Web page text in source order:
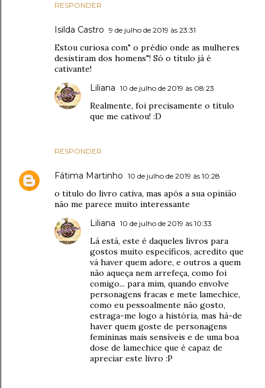
RESPONDER
Isilda Castro 9 de julho de 2019 às 23:31
Estou curiosa com" o prédio onde as mulheres
desistiram dos homens"! Só o título já é
cativante!
RESPONDER
Liliana 10 de julho de 2019 às 08:23
Realmente, foi precisamente o título
que me cativou! :D
Fátima Martinho 10 de julho de 2019 às 10:28
o titulo do livro cativa, mas após a sua opinião
não me parece muito interessante
Liliana 10 de julho de 2019 às 10:33
Lá está, este é daqueles livros para
gostos muito específicos, acredito que
vá haver quem adore, e outros a quem
não aqueça nem arrefeça, como foi
comigo... para mim, quando envolve
personagens fracas e mete lamechice,
como eu pessoalmente não gosto,
estraga-me logo a história, mas há-de
haver quem goste de personagens
femininas mais sensíveis e de uma boa
dose de lamechice que é capaz de
apreciar este livro :P